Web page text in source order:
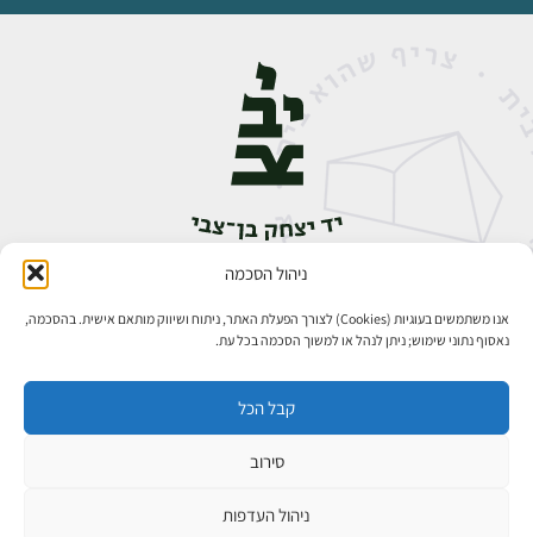
ניהול הסכמה
אנו משתמשים בעוגיות (Cookies) לצורך הפעלת האתר, ניתוח ושיווק מותאם אישית. בהסכמה,
נאסוף נתוני שימוש; ניתן לנהל או למשוך הסכמה בכל עת.
קבל הכל
סירוב
ניהול העדפות
אבן גבירול 14, רחביה, ירושלים
פיתוח אתרים